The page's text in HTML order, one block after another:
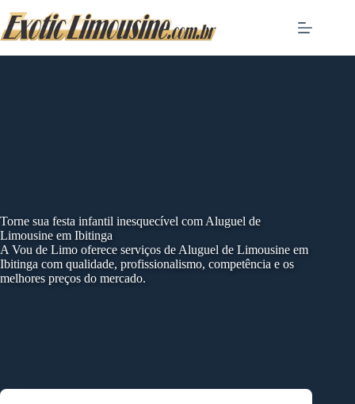
to
content
Torne sua festa infantil inesquecível com Aluguel de
Limousine em Ibitinga
A Vou de Limo oferece serviços de Aluguel de Limousine em
Ibitinga com qualidade, profissionalismo, competência e os
melhores preços do mercado.